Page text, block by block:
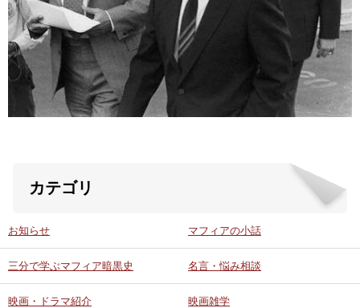
当店の紹介
オンラインストア
お問い合わせ
カテゴリ
お知らせ マフィアの小話
三分で学ぶマフィア暗黒史 名言・悩み相談
映画・ドラマ紹介 映画雑学